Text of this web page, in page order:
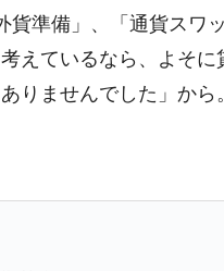
している都道府県とは？
ーフとは？
以前に最高位だった選手と
貨準備」、「通貨スワ
えているなら、よそ
ませんでした」から。